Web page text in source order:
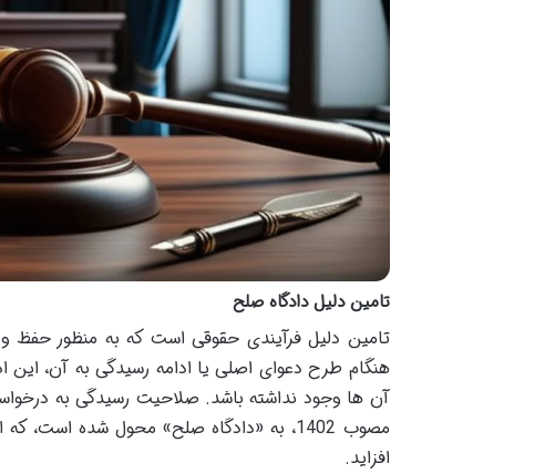
تامین دلیل دادگاه صلح
تامین دلیل فرآیندی حقوقی است که به منظور حفظ و
هنگام طرح دعوای اصلی یا ادامه رسیدگی به آن، این
مصوب 1402، به «دادگاه صلح» محول شده
افزاید.